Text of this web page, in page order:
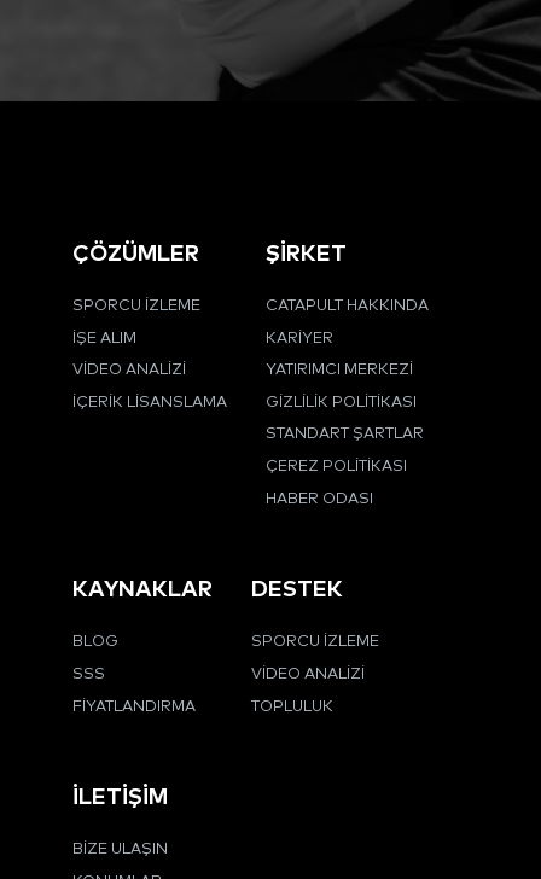
ÇÖZÜMLER
SPORCU İZLEME
İŞE ALIM
VIDEO ANALIZI
İÇERIK LISANSLAMA
ŞİRKET
CATAPULT HAKKINDA
KARIYER
YATIRIMCI MERKEZI
GIZLILIK POLITIKASI
STANDART ŞARTLAR
ÇEREZ POLITIKASI
HABER ODASI
KAYNAKLAR
BLOG
SSS
FIYATLANDIRMA
DESTEK
SPORCU İZLEME
VIDEO ANALIZI
TOPLULUK
İLETIŞIM
BIZE ULAŞIN